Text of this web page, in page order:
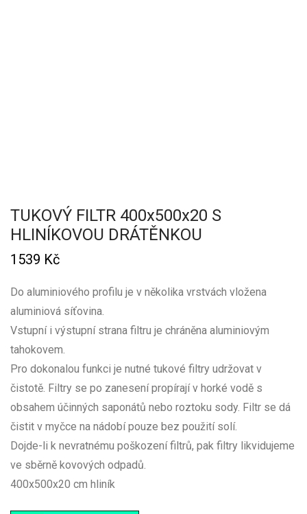
TUKOVÝ FILTR 400x500x20 S
HLINÍKOVOU DRÁTĚNKOU
1539 Kč
Do aluminiového profilu je v několika vrstvách vložena
aluminiová síťovina.
Vstupní i výstupní strana filtru je chráněna aluminiovým
tahokovem.
Pro dokonalou funkci je nutné tukové filtry udržovat v
čistotě. Filtry se po zanesení propírají v horké vodě s
obsahem účinných saponátů nebo roztoku sody. Filtr se dá
čistit v myčce na nádobí pouze bez použití solí.
Dojde-li k nevratnému poškození filtrů, pak filtry likvidujeme
ve sběrně kovových odpadů.
400x500x20 cm hliník